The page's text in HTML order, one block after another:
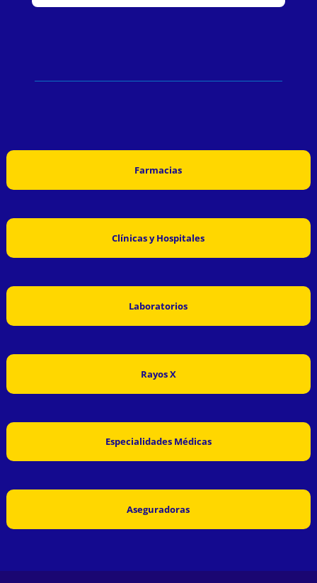
Farmacias
Clínicas y Hospitales
Laboratorios
Rayos X
Especialidades Médicas
Aseguradoras